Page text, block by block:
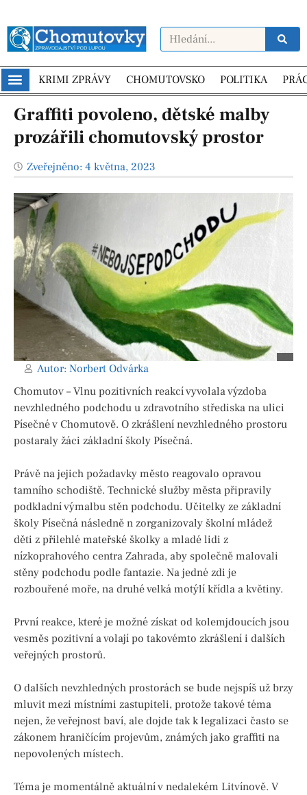
KRIMI ZPRÁVY CHOMUTOVSKO POLITIKA
Graffiti povoleno, dětské malby
prozářili chomutovský prostor
Zveřejněno: 4 května, 2023
Autor: Norbert Odvárka
Chomutov – Vlnu pozitivních reakcí vyvolala výzdoba
nevzhledného podchodu u zdravotního střediska na ulici
Písečné v Chomutově. O zkrášlení nevzhledného prostoru
postaraly žáci základní školy Písečná.
Právě na jejich požadavky město reagovalo opravou
tamního schodiště. Technické služby města připravily
podkladní výmalbu stěn podchodu. Učitelky ze základní
školy Písečná následně n zorganizovaly školní mládež
děti z přilehlé mateřské školky a mladé lidi z
nízkoprahového centra Zahrada, aby společně malovali
stěny podchodu podle fantazie. Na jedné zdi je
rozbouřené moře, na druhé velká motýlí křídla a květiny.
První reakce, které je možné získat od kolemjdoucích jsou
vesměs pozitivní a volají po takovémto zkrášlení i dalších
veřejných prostorů.
O dalších nevzhledných prostorách se bude nejspíš už brzy
mluvit mezi místními zastupiteli, protože takové téma
nejen, že veřejnost baví, ale dojde tak k legalizaci často se
zákonem hraničícím projevům, známých jako graffiti na
nepovolených místech.
Téma je momentálně aktuální v nedalekém Litvínově. V